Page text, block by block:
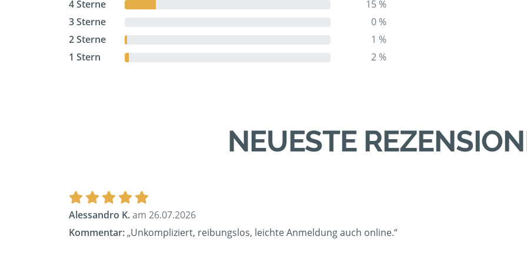
4 Sterne
15 %
3 Sterne
0 %
2 Sterne
1 %
1 Stern
2 %
NEUESTE
Alessandro K.am 26.07.2026
Kommentar:„Unkompliziert, reibungslos, leichte Anmeldung auch online.“